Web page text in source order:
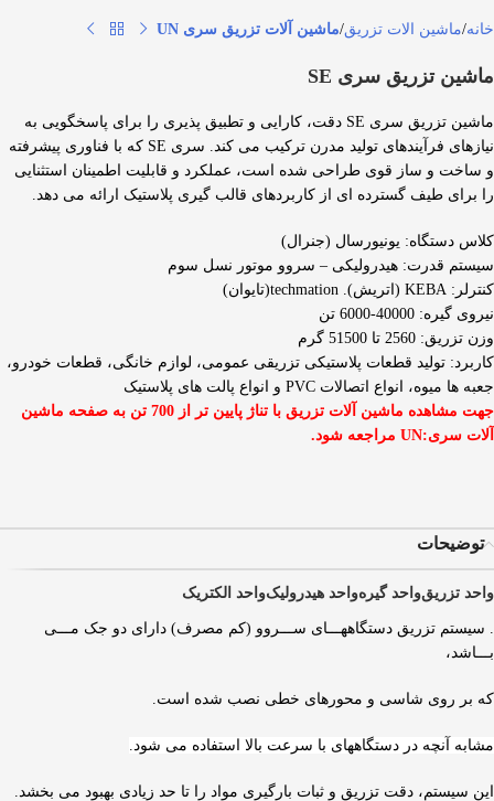
خانه ماشین الات تزریق ماشین آلات تزریق سری UN
ماشین تزریق سری SE
ماشین تزریق سری SE دقت، کارایی و تطبیق پذیری را برای پاسخگویی به
نیازهای فرآیندهای تولید مدرن ترکیب می کند. سری SE که با فناوری پیشرفته
و ساخت و ساز قوی طراحی شده است، عملکرد و قابلیت اطمینان استثنایی
را برای طیف گسترده ای از کاربردهای قالب گیری پلاستیک ارائه می دهد.
کلاس دستگاه: یونیورسال (جنرال)
سیستم قدرت: هیدرولیکی – سروو موتور نسل سوم
کنترلر: KEBA (اتریش). techmation(تایوان)
نیروی گیره: 40000-6000 تن
وزن تزریق: 2560 تا 51500 گرم
کاربرد: تولید قطعات پلاستیکی تزریقی عمومی، لوازم خانگی، قطعات خودرو،
جعبه ها میوه، انواع اتصالات PVC و انواع پالت های پلاستیک
جهت مشاهده ماشین آلات تزریق با تناژ پایین تر از 700 تن به صفحه ماشین
آلات سری:UN مراجعه شود.
توضیحات
واحد تزریقواحد گیرهواحد هیدرولیکواحد الکتریک
. سیستم تزریق دستگاههـــای ســـروو (کم مصرف) دارای دو جک مـــی
بـــاشد،
که بر روی شاسی و محورهای خطی نصب شده است.
مشابه آنچه در دستگاههای با سرعت بالا استفاده می شود.
این سیستم، دقت تزریق و ثبات بارگیری مواد را تا حد زیادی بهبود می بخشد.